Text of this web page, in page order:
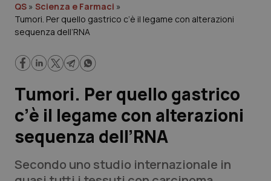
Governo e Parlamento
Regioni e Asl
Lavoro e Professioni
Scienza e Farmaci
Studi e Analisi
QS » Scienza e Farmaci »
Tumori. Per quello gastrico c’è il legame con alterazioni
sequenza dell’RNA
Tumori. Per quello gastrico
c’è il legame con alterazioni
sequenza dell’RNA
Secondo uno studio internazionale in